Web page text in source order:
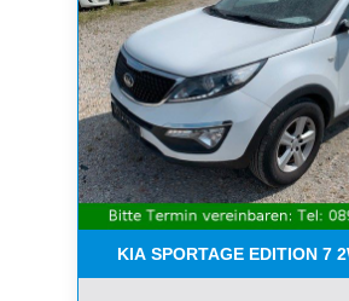
KIA SPORTAGE EDITION 7